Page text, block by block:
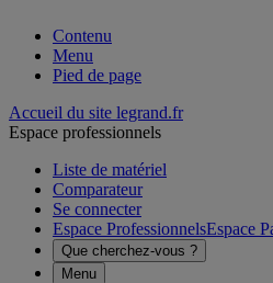
Contenu
Menu
Pied de page
Accueil du site legrand.fr
Espace professionnels
Liste de matériel
Comparateur
Se connecter
Espace ProfessionnelsEspace
Que cherchez-vous ?
Menu